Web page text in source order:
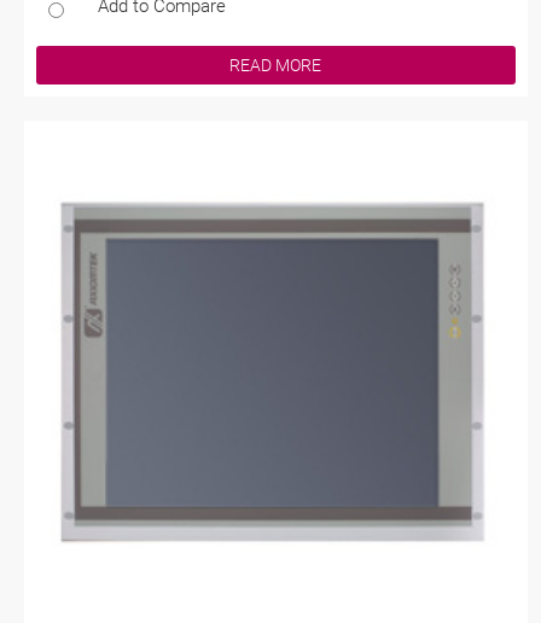
Add to Compare
READ MORE